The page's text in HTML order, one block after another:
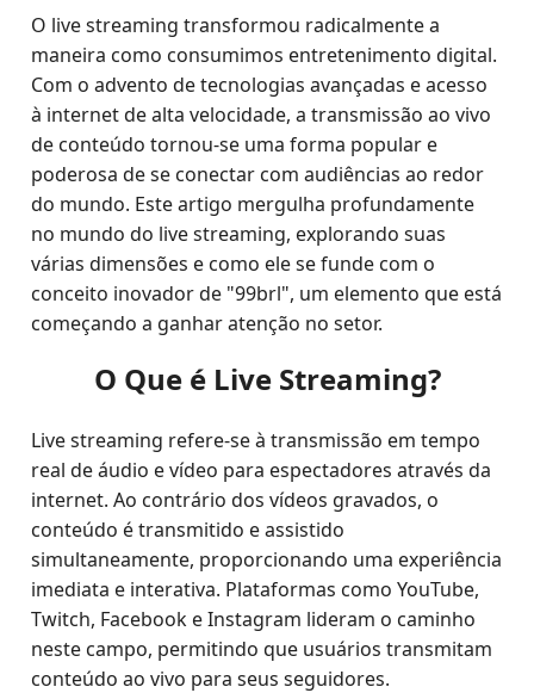
O live streaming transformou radicalmente a
maneira como consumimos entretenimento digital.
Com o advento de tecnologias avançadas e acesso
à internet de alta velocidade, a transmissão ao vivo
de conteúdo tornou-se uma forma popular e
poderosa de se conectar com audiências ao redor
do mundo. Este artigo mergulha profundamente
no mundo do live streaming, explorando suas
várias dimensões e como ele se funde com o
conceito inovador de "99brl", um elemento que está
começando a ganhar atenção no setor.
O Que é Live Streaming?
Live streaming refere-se à transmissão em tempo
real de áudio e vídeo para espectadores através da
internet. Ao contrário dos vídeos gravados, o
conteúdo é transmitido e assistido
simultaneamente, proporcionando uma experiência
imediata e interativa. Plataformas como YouTube,
Twitch, Facebook e Instagram lideram o caminho
neste campo, permitindo que usuários transmitam
conteúdo ao vivo para seus seguidores.